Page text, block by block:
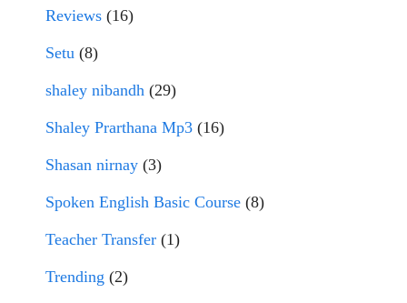
Reviews (16)
Setu (8)
shaley nibandh (29)
Shaley Prarthana Mp3 (16)
Shasan nirnay (3)
Spoken English Basic Course (8)
Teacher Transfer (1)
Trending (2)